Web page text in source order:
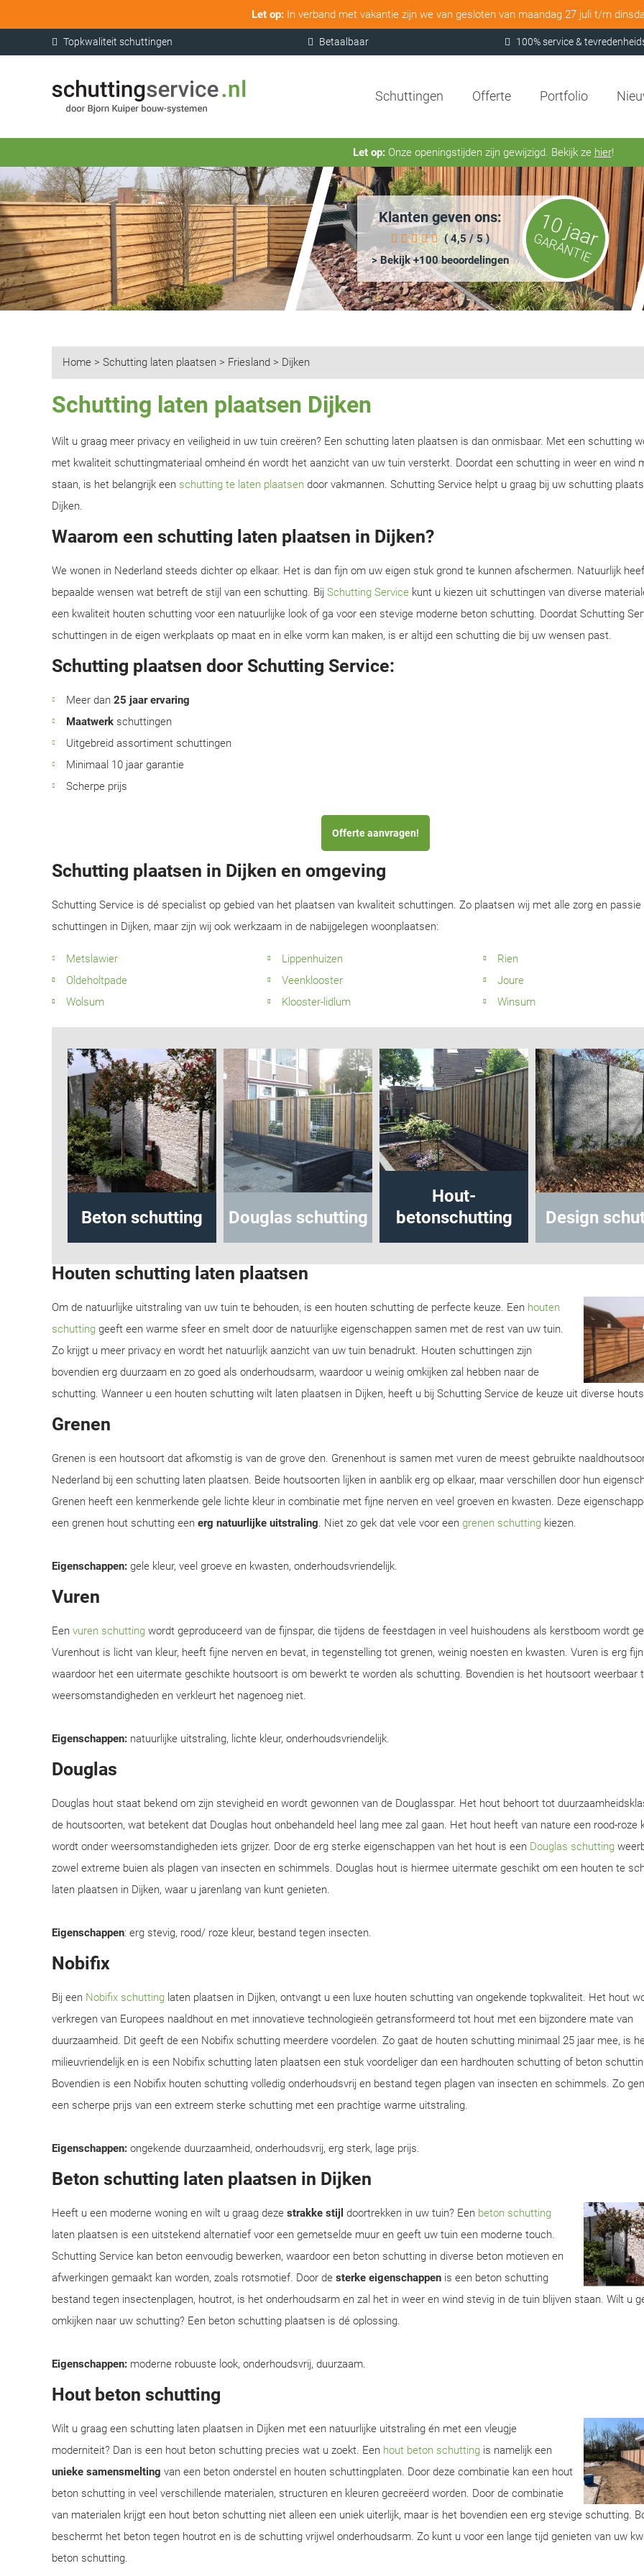
Let op:In verband met vakantie zijn we van gesloten van maandag 27 juli t/m
Topkwaliteit schuttingen Betaalbaar 100% service &
Schuttingen Offerte Portfolio
Let op:Onze openingstijden zijn gewijzigd. Bekijk ze hier!
Klanten geven ons:
( 4,5 / 5 )
> Bekijk +100 beoordelingen
10 jaar
GARANTIE
Home > Schutting laten plaatsen > Friesland > Dijken
Schutting laten plaatsen Dijken
Wilt u graag meer privacy en veiligheid in uw tuin creëren? Een schutting laten plaatsen is dan onmisbaar. Met een schutting
met kwaliteit schuttingmateriaal omheind én wordt het aanzicht van uw tuin versterkt. Doordat een schutting in weer en wind
staan, is het belangrijk een schutting te laten plaatsen door vakmannen. Schutting Service helpt u graag bij uw schutting
Dijken.
Waarom een schutting laten plaatsen in Dijken?
We wonen in Nederland steeds dichter op elkaar. Het is dan fijn om uw eigen stuk grond te kunnen afschermen. Natuurlijk
bepaalde wensen wat betreft de stijl van een schutting. Bij Schutting Service kunt u kiezen uit schuttingen van diverse
een kwaliteit houten schutting voor een natuurlijke look of ga voor een stevige moderne beton schutting. Doordat Schutting
schuttingen in de eigen werkplaats op maat en in elke vorm kan maken, is er altijd een schutting die bij uw wensen past.
Schutting plaatsen door Schutting Service:
Meer dan 25 jaar ervaring
Maatwerk schuttingen
Uitgebreid assortiment schuttingen
Minimaal 10 jaar garantie
Scherpe prijs
Offerte aanvragen!
Schutting plaatsen in Dijken en omgeving
Schutting Service is dé specialist op gebied van het plaatsen van kwaliteit schuttingen. Zo plaatsen wij met alle zorg en passie
schuttingen in Dijken, maar zijn wij ook werkzaam in de nabijgelegen woonplaatsen:
Metslawier Lippenhuizen
Rien
Oldeholtpade
Veenklooster
Joure
Wolsum
Klooster-lidlum Winsum
Beton schutting Douglas schutting
Hout-
betonschutting
Design
Houten schutting laten plaatsen
Om de natuurlijke uitstraling van uw tuin te behouden, is een houten schutting de perfecte keuze. Een houten
schutting geeft een warme sfeer en smelt door de natuurlijke eigenschappen samen met de rest van uw tuin.
Zo krijgt u meer privacy en wordt het natuurlijk aanzicht van uw tuin benadrukt. Houten schuttingen zijn
bovendien erg duurzaam en zo goed als onderhoudsarm, waardoor u weinig omkijken zal hebben naar de
schutting. Wanneer u een houten schutting wilt laten plaatsen in Dijken, heeft u bij Schutting Service de keuze uit diverse
Grenen
Grenen is een houtsoort dat afkomstig is van de grove den. Grenenhout is samen met vuren de meest gebruikte
Nederland bij een schutting laten plaatsen. Beide houtsoorten lijken in aanblik erg op elkaar, maar verschillen door hun
Grenen heeft een kenmerkende gele lichte kleur in combinatie met fijne nerven en veel groeven en kwasten. Deze
een grenen hout schutting een erg natuurlijke uitstraling. Niet zo gek dat vele voor een grenen schutting kiezen.
Eigenschappen: gele kleur, veel groeve en kwasten, onderhoudsvriendelijk.
Vuren
Een vuren schutting wordt geproduceerd van de fijnspar, die tijdens de feestdagen in veel huishoudens als kerstboom wordt
Vurenhout is licht van kleur, heeft fijne nerven en bevat, in tegenstelling tot grenen, weinig noesten en kwasten. Vuren is erg
waardoor het een uitermate geschikte houtsoort is om bewerkt te worden als schutting. Bovendien is het houtsoort weerbaar
weersomstandigheden en verkleurt het nagenoeg niet.
Eigenschappen: natuurlijke uitstraling, lichte kleur, onderhoudsvriendelijk.
Douglas
Douglas hout staat bekend om zijn stevigheid en wordt gewonnen van de Douglasspar. Het hout behoort tot
de houtsoorten, wat betekent dat Douglas hout onbehandeld heel lang mee zal gaan. Het hout heeft van nature een rood-roze
wordt onder weersomstandigheden iets grijzer. Door de erg sterke eigenschappen van het hout is een Douglas schutting
zowel extreme buien als plagen van insecten en schimmels. Douglas hout is hiermee uitermate geschikt om een houten te
laten plaatsen in Dijken, waar u jarenlang van kunt genieten.
Eigenschappen: erg stevig, rood/ roze kleur, bestand tegen insecten.
Nobifix
Bij een Nobifix schutting laten plaatsen in Dijken, ontvangt u een luxe houten schutting van ongekende topkwaliteit. Het hout
verkregen van Europees naaldhout en met innovatieve technologieën getransformeerd tot hout met een bijzondere mate van
duurzaamheid. Dit geeft de een Nobifix schutting meerdere voordelen. Zo gaat de houten schutting minimaal 25 jaar mee, is
milieuvriendelijk en is een Nobifix schutting laten plaatsen een stuk voordeliger dan een hardhouten schutting of beton
Bovendien is een Nobifix houten schutting volledig onderhoudsvrij en bestand tegen plagen van insecten en schimmels. Zo
een scherpe prijs van een extreem sterke schutting met een prachtige warme uitstraling.
Eigenschappen: ongekende duurzaamheid, onderhoudsvrij, erg sterk, lage prijs.
Beton schutting laten plaatsen in Dijken
Heeft u een moderne woning en wilt u graag deze strakke stijl doortrekken in uw tuin? Een beton schutting
laten plaatsen is een uitstekend alternatief voor een gemetselde muur en geeft uw tuin een moderne touch.
Schutting Service kan beton eenvoudig bewerken, waardoor een beton schutting in diverse beton motieven en
afwerkingen gemaakt kan worden, zoals rotsmotief. Door de sterke eigenschappen is een beton schutting
bestand tegen insectenplagen, houtrot, is het onderhoudsarm en zal het in weer en wind stevig in de tuin blijven staan. Wilt u
omkijken naar uw schutting? Een beton schutting plaatsen is dé oplossing.
Eigenschappen: moderne robuuste look, onderhoudsvrij, duurzaam.
Hout beton schutting
Wilt u graag een schutting laten plaatsen in Dijken met een natuurlijke uitstraling én met een vleugje
moderniteit? Dan is een hout beton schutting precies wat u zoekt. Een hout beton schutting is namelijk een
unieke samensmelting van een beton onderstel en houten schuttingplaten. Door deze combinatie kan een hout
beton schutting in veel verschillende materialen, structuren en kleuren gecreëerd worden. Door de combinatie
van materialen krijgt een hout beton schutting niet alleen een uniek uiterlijk, maar is het bovendien een erg stevige schutting.
beschermt het beton tegen houtrot en is de schutting vrijwel onderhoudsarm. Zo kunt u voor een lange tijd genieten van uw
beton schutting.